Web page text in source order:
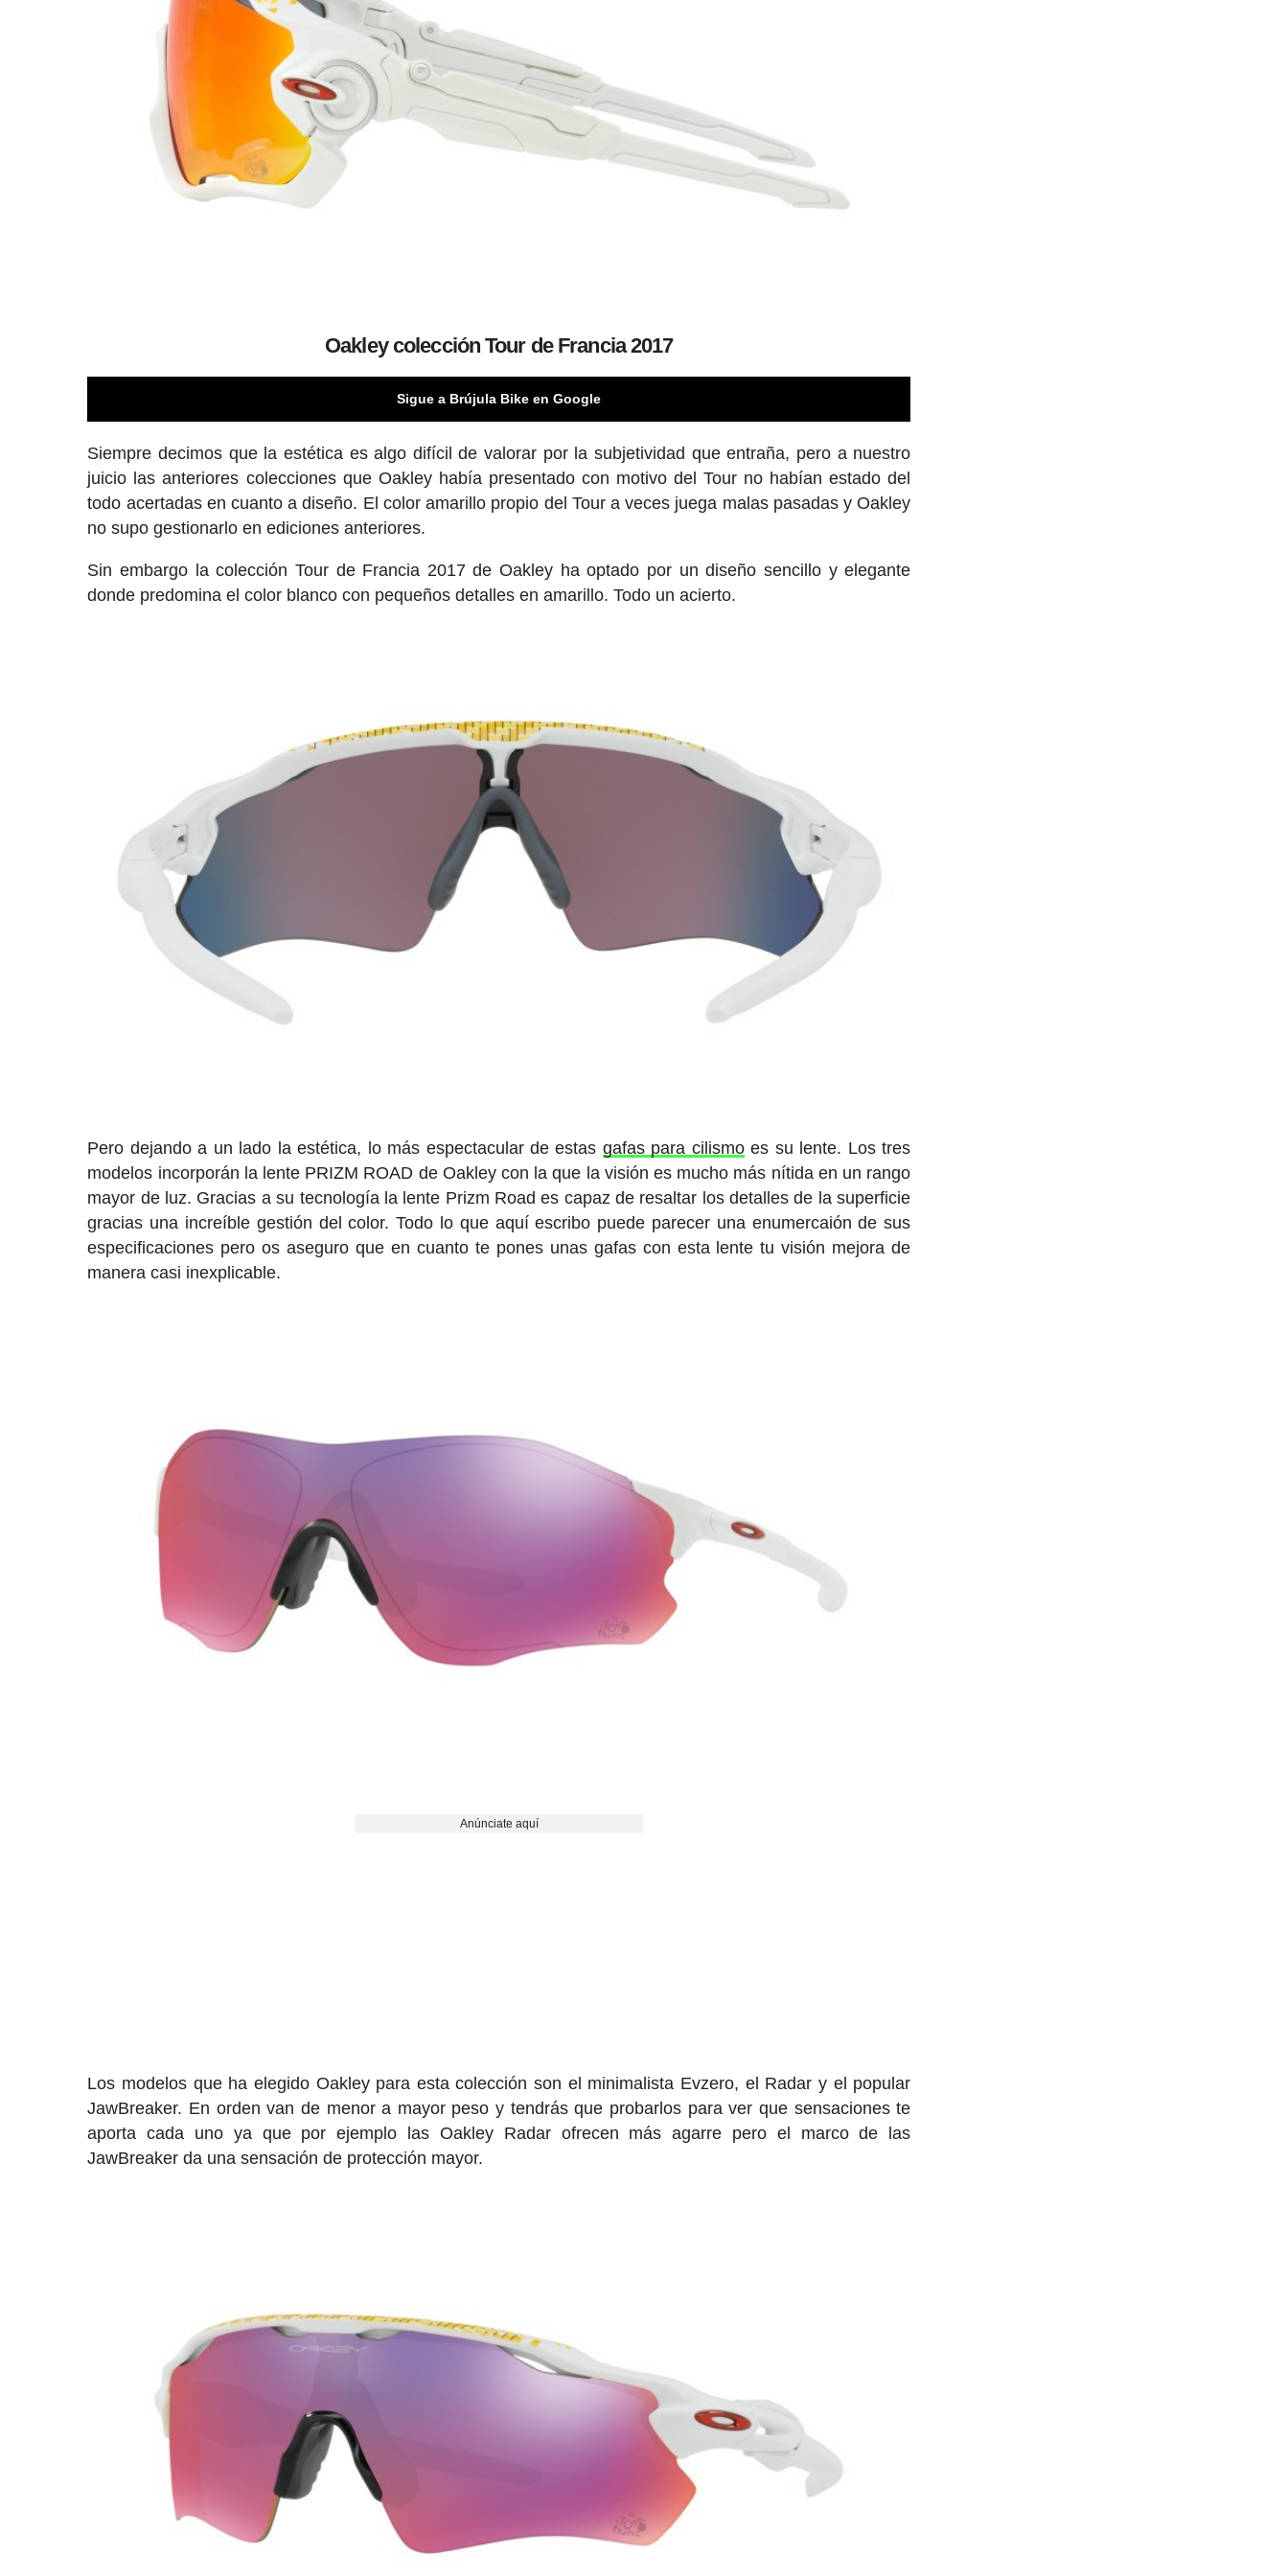
Oakley colección Tour de Francia 2017
Sigue a Brújula Bike en Google
Siempre decimos que la estética es algo difícil de valorar por la subjetividad que entraña, pero a nuestro
juicio las anteriores colecciones que Oakley había presentado con motivo del Tour no habían estado del
todo acertadas en cuanto a diseño. El color amarillo propio del Tour a veces juega malas pasadas y Oakley
no supo gestionarlo en ediciones anteriores.
Sin embargo la colección Tour de Francia 2017 de Oakley ha optado por un diseño sencillo y elegante
donde predomina el color blanco con pequeños detalles en amarillo. Todo un acierto.
Pero dejando a un lado la estética, lo más espectacular de estas gafas para cilismoes su lente. Los tres
modelos incorporán la lente PRIZM ROAD de Oakley con la que la visión es mucho más nítida en un rango
mayor de luz. Gracias a su tecnología la lente Prizm Road es capaz de resaltar los detalles de la superficie
gracias una increíble gestión del color. Todo lo que aquí escribo puede parecer una enumercaión de sus
especificaciones pero os aseguro que en cuanto te pones unas gafas con esta lente tu visión mejora de
manera casi inexplicable.
Anúnciate aquí
Los modelos que ha elegido Oakley para esta colección son el minimalista Evzero, el Radar y el popular
JawBreaker. En orden van de menor a mayor peso y tendrás que probarlos para ver que sensaciones te
aporta cada uno ya que por ejemplo las Oakley Radar ofrecen más agarre pero el marco de las
JawBreaker da una sensación de protección mayor.